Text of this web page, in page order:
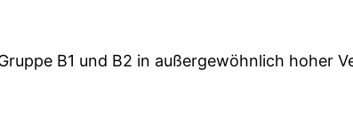
B1 und B2 in außergewöhnlich hoher